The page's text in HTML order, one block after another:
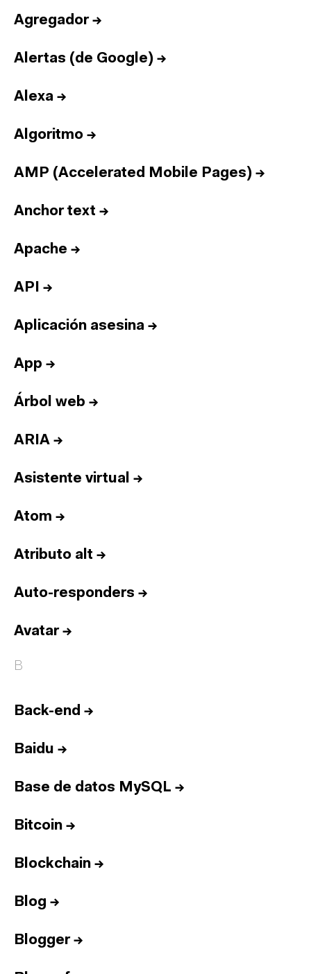
Agregador→
Alertas (de Google) →
Alexa →
Algoritmo →
AMP (Accelerated Mobile Pages) →
Anchor text →
Apache →
API →
Aplicación asesina →
App →
Árbol web →
ARIA →
Asistente virtual →
Atom →
Atributo alt →
Auto-responders →
Avatar→
B
Back-end →
Baidu →
Base de datos MySQL →
Bitcoin →
Blockchain →
Blog →
Blogger→